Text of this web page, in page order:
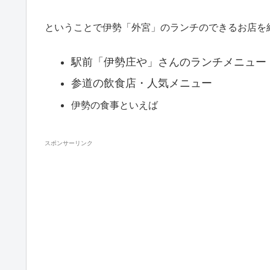
ということで伊勢「外宮」のランチのできるお店を
駅前「伊勢庄や」さんのランチメニュー
参道の飲食店・人気メニュー
伊勢の食事といえば
スポンサーリンク